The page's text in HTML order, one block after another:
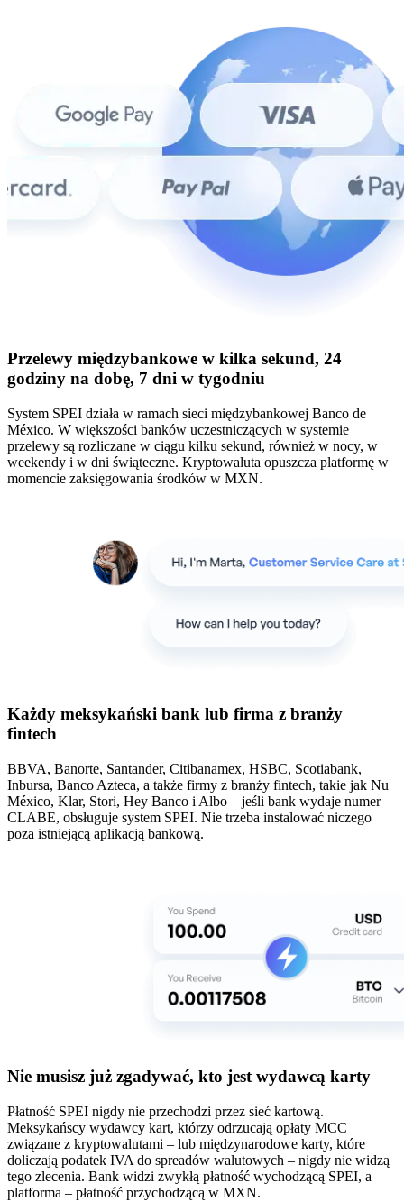
Przelewy międzybankowe w kilka sekund, 24
godziny na dobę, 7 dni w tygodniu
System SPEI działa w ramach sieci międzybankowej Banco de
México. W większości banków uczestniczących w systemie
przelewy są rozliczane w ciągu kilku sekund, również w nocy, w
weekendy i w dni świąteczne. Kryptowaluta opuszcza platformę w
momencie zaksięgowania środków w MXN.
Każdy meksykański bank lub firma z branży
fintech
BBVA, Banorte, Santander, Citibanamex, HSBC, Scotiabank,
Inbursa, Banco Azteca, a także firmy z branży fintech, takie jak Nu
México, Klar, Stori, Hey Banco i Albo – jeśli bank wydaje numer
CLABE, obsługuje system SPEI. Nie trzeba instalować niczego
poza istniejącą aplikacją bankową.
Nie musisz już zgadywać, kto jest wydawcą karty
Płatność SPEI nigdy nie przechodzi przez sieć kartową.
Meksykańscy wydawcy kart, którzy odrzucają opłaty MCC
związane z kryptowalutami – lub międzynarodowe karty, które
doliczają podatek IVA do spreadów walutowych – nigdy nie widzą
tego zlecenia. Bank widzi zwykłą płatność wychodzącą SPEI, a
platforma – płatność przychodzącą w MXN.